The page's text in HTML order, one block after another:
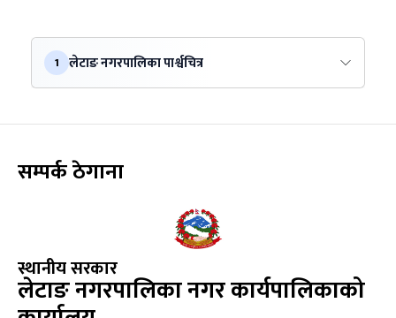
1 लेटाङ नगरपालिका पार्श्वचित्र
सम्पर्क ठेगाना
स्थानीय सरकार
लेटाङ नगरपालिका नगर कार्यपालिकाको